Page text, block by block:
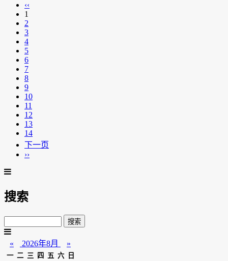
‹‹
1
2
3
4
5
6
7
8
9
10
11
12
13
14
下一页
››
搜索
« 2026年8月 »
一 二 三 四 五 六 日